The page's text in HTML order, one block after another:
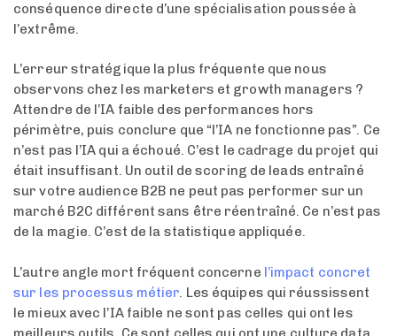
conséquence directe d’une spécialisation poussée à
l’extrême.
L’erreur stratégique la plus fréquente que nous
observons chez les marketers et growth managers ?
Attendre de l’IA faible des performances hors
périmètre, puis conclure que “l’IA ne fonctionne pas”. Ce
n’est pas l’IA qui a échoué. C’est le cadrage du projet qui
était insuffisant. Un outil de scoring de leads entraîné
sur votre audience B2B ne peut pas performer sur un
marché B2C différent sans être réentraîné. Ce n’est pas
de la magie. C’est de la statistique appliquée.
L’autre angle mort fréquent concerne l’impact concret
sur les processus métier . Les équipes qui réussissent
le mieux avec l’IA faible ne sont pas celles qui ont les